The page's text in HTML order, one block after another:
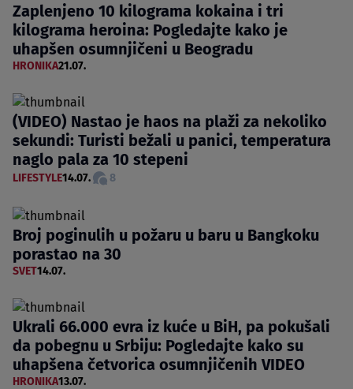
Zaplenjeno 10 kilograma kokaina i tri
kilograma heroina: Pogledajte kako je
uhapšen osumnjičeni u Beogradu
HRONIKA21.07.
(VIDEO) Nastao je haos na plaži za nekoliko
sekundi: Turisti bežali u panici, temperatura
naglo pala za 10 stepeni
LIFESTYLE14.07. 8
Broj poginulih u požaru u baru u Bangkoku
porastao na 30
SVET14.07.
Ukrali 66.000 evra iz kuće u BiH, pa pokušali
da pobegnu u Srbiju: Pogledajte kako su
uhapšena četvorica osumnjičenih VIDEO
HRONIKA13.07.